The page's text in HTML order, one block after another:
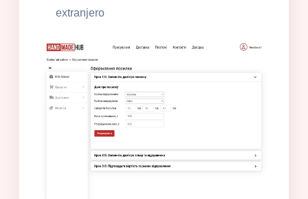
extranjero